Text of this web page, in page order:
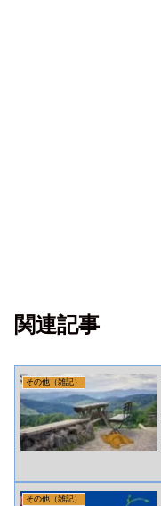
関連記事
その他（雑記）
その他（雑記）